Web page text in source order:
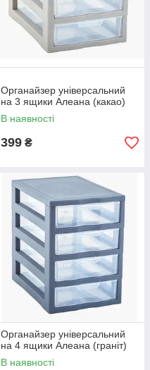
Органайзер універсальний
на 3 ящики Алеана (какао)
В наявності
399 ₴
Органайзер універсальний
на 4 ящики Алеана (граніт)
В наявності